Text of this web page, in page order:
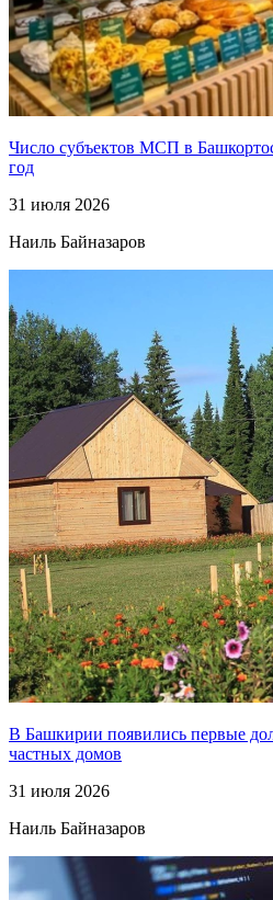
Число субъектов МСП в
год
31 июля 2026
Наиль Байназаров
В Башкирии появились первые
частных домов
31 июля 2026
Наиль Байназаров